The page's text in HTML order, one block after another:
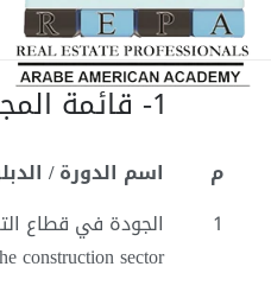
1- قائمة المجال الهندسي
م
اسم الدورة /
1
الجودة في قطاع
construction sector